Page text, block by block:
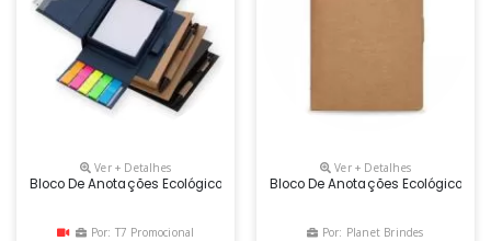
Ver + Detalhes
Bloco De Anotações Ecológico Com Caneta E Autoadesivo. Bloco Em
Por: T7 Promocional
Ver + Detalhes
Bloco De Anotações Ecológico
Por: Planet Brindes